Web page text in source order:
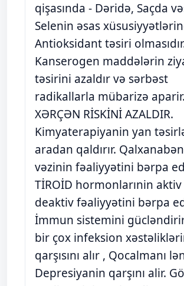
qişasında - Dəridə, Saçda
Selenin əsas
Antioksidant təsiri
Kanserogen maddələrin
təsirini azaldır və sərbəst
radikallarla mübarizə
XƏRÇƏN RİSKİNİ AZALDIR.
Kimyaterapiyanin yan
aradan qaldırır.
vəzinin fəaliyyətini bərpa
TİROİD hormonlarınin aktiv
deaktiv fəaliyyətini bərpa
İmmun sistemini
bir çox infeksion
qarşısını alır , Qocalmanı
Depresiyanin qarşını alir.